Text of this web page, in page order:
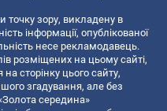
точку зору, викладену в
інформації, опублікованої
несе рекламодавець.
розміщених на цьому сайті,
сторінку цього сайту,
згадування, але без
середина»